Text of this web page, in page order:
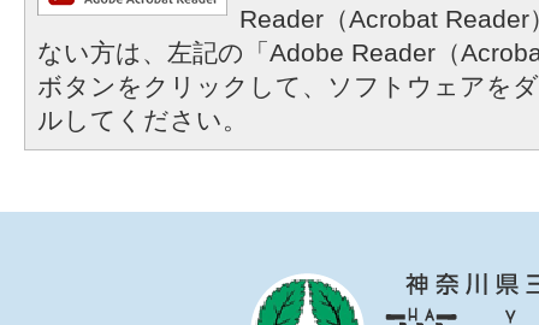
Reader（Acrobat
ない方は、左記の「Adobe Reader（
ボタンをクリックして、ソフトウェアを
ルしてください。